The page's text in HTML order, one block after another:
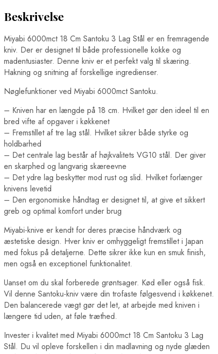
Beskrivelse
Miyabi 6000mct 18 Cm Santoku 3 Lag Stål er en fremragende
kniv. Der er designet til både professionelle kokke og
madentusiaster. Denne kniv er et perfekt valg til skæring.
Hakning og snitning af forskellige ingredienser.
Nøglefunktioner ved Miyabi 6000mct Santoku.
– Kniven har en længde på 18 cm. Hvilket gør den ideel til en
bred vifte af opgaver i køkkenet
– Fremstillet af tre lag stål. Hvilket sikrer både styrke og
holdbarhed
– Det centrale lag består af højkvalitets VG10 stål. Der giver
en skarphed og langvarig skæreevne
– Det ydre lag beskytter mod rust og slid. Hvilket forlænger
knivens levetid
– Den ergonomiske håndtag er designet til, at give et sikkert
greb og optimal komfort under brug
Miyabi-knive er kendt for deres præcise håndværk og
æstetiske design. Hver kniv er omhyggeligt fremstillet i Japan
med fokus på detaljerne. Dette sikrer ikke kun en smuk finish,
men også en exceptionel funktionalitet.
Uanset om du skal forberede grøntsager. Kød eller også fisk.
Vil denne Santoku-kniv være din trofaste følgesvend i køkkenet.
Den balancerede vægt gør det let, at arbejde med kniven i
længere tid uden, at føle træthed.
Invester i kvalitet med Miyabi 6000mct 18 Cm Santoku 3 Lag
Stål. Du vil opleve forskellen i din madlavning og nyde glæden